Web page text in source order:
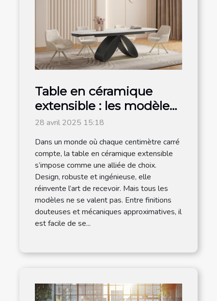
Table en céramique
extensible : les modèles
les plus en vogue sont
chez Meublissime
28 avril 2025 15:18
Dans un monde où chaque centimètre carré
compte, la table en céramique extensible
s’impose comme une alliée de choix.
Design, robuste et ingénieuse, elle
réinvente l’art de recevoir. Mais tous les
modèles ne se valent pas. Entre finitions
douteuses et mécaniques approximatives, il
est facile de se...